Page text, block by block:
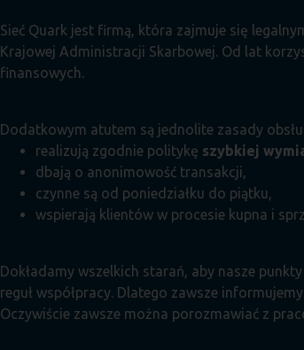
Sieć Quark jest firmą, która zajmuje się
Krajowej Administracji Skarbowej. Od lat
finansowych.
Dodatkowym atutem są jednolite zasady
realizują zgodnie politykę szybkiej
dbają o anonimowość transakcji,
czynne są od poniedziałku do piątku,
wspierają klientów w procesie kupna i
Dokładamy wszelkich starań, aby nasze
reguł współpracy. Dlatego zawsze
Oczywiście zawsze można porozmawiać z